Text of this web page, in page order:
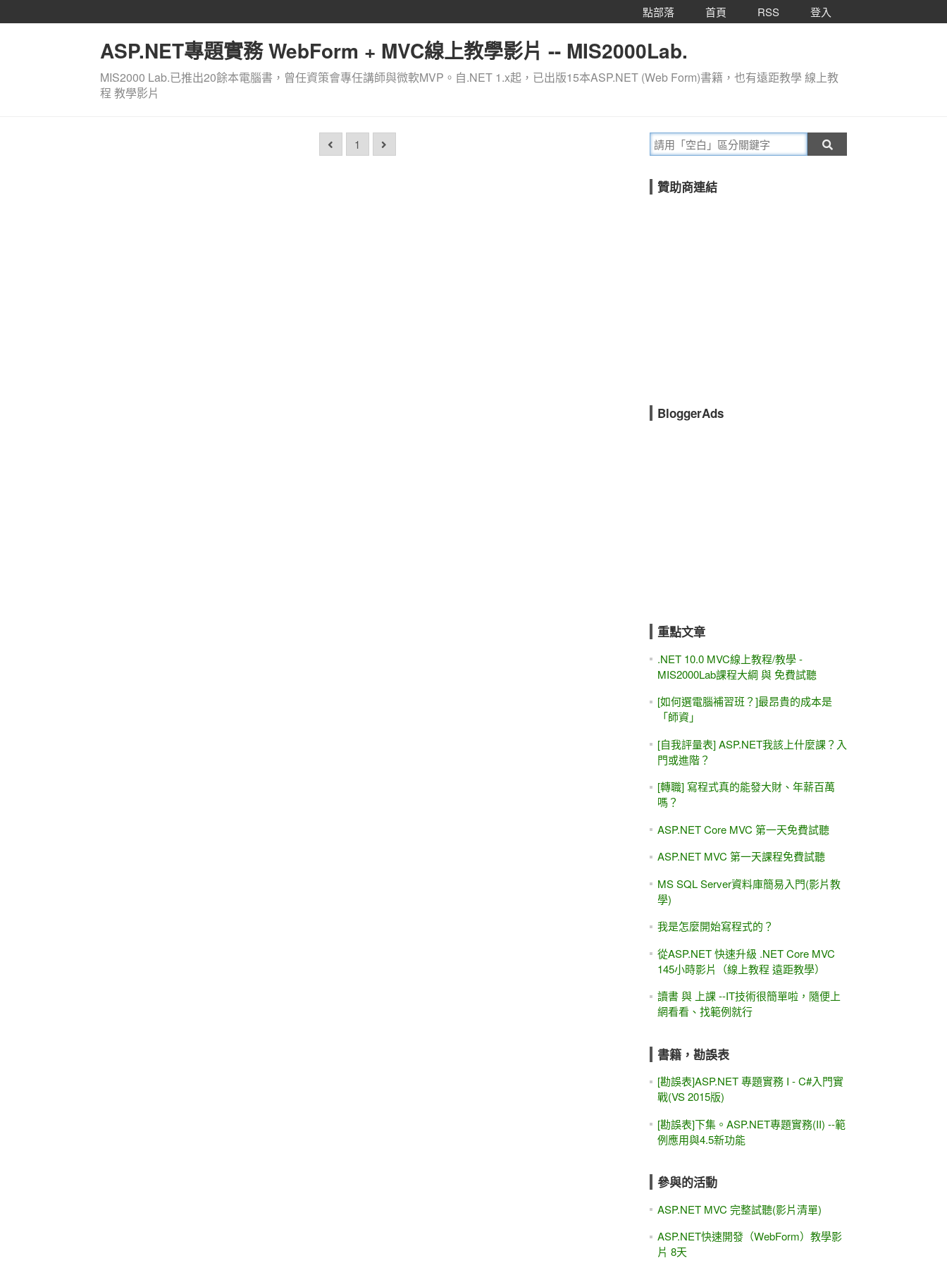
點部落 首頁 RSS 登入
ASP.NET專題實務 WebForm + MVC線上教學影片 -- MIS2000Lab.
MIS2000 Lab.已推出20餘本電腦書，曾任資策會專任講師與微軟MVP。自.NET 1.x起，已出版15本ASP.NET (Web Form)書籍，也有遠距教學 線上教
程 教學影片
1
贊助商連結
BloggerAds
重點文章
.NET 10.0 MVC線上教程/教學 -
MIS2000Lab課程大綱 與 免費試聽
[如何選電腦補習班？]最昂貴的成本是
「師資」
[自我評量表] ASP.NET我該上什麼課？入
門或進階？
[轉職] 寫程式真的能發大財、年薪百萬
嗎？
ASP.NET Core MVC 第一天免費試聽
ASP.NET MVC 第一天課程免費試聽
MS SQL Server資料庫簡易入門(影片教
學)
我是怎麼開始寫程式的？
從ASP.NET 快速升級 .NET Core MVC
145小時影片（線上教程 遠距教學）
讀書 與 上課 --IT技術很簡單啦，隨便上
網看看、找範例就行
書籍，勘誤表
[勘誤表]ASP.NET 專題實務 I - C#入門實
戰(VS 2015版)
[勘誤表]下集。ASP.NET專題實務(II) --範
例應用與4.5新功能
參與的活動
ASP.NET MVC 完整試聽(影片清單)
ASP.NET快速開發（WebForm）教學影
片 8天